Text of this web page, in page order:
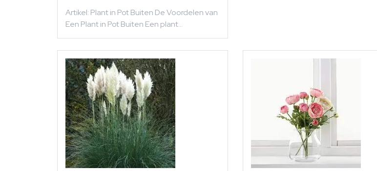
Artikel: Plant in Pot Buiten De Voordelen van
Een Plant in Pot Buiten Een plant…